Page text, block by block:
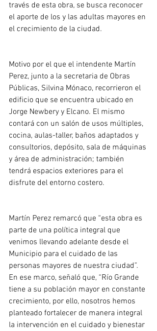
través de esta obra, se busca reconocer
el aporte de los y las adultas mayores en
el crecimiento de la ciudad.
Motivo por el que el intendente Martín
Perez, junto a la secretaria de Obras
Públicas, Silvina Mónaco, recorrieron el
edificio que se encuentra ubicado en
Jorge Newbery y Elcano. El mismo
contará con un salón de usos múltiples,
cocina, aulas-taller, baños adaptados y
consultorios, depósito, sala de máquinas
y área de administración; también
tendrá espacios exteriores para el
disfrute del entorno costero.
Martín Perez remarcó que “esta obra es
parte de una política integral que
venimos llevando adelante desde el
Municipio para el cuidado de las
personas mayores de nuestra ciudad”.
En ese marco, señaló que, “Río Grande
tiene a su población mayor en constante
crecimiento, por ello, nosotros hemos
planteado fortalecer de manera integral
la intervención en el cuidado y bienestar